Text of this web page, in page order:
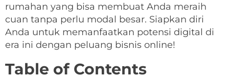
rumahan yang bisa membuat Anda meraih
cuan tanpa perlu modal besar. Siapkan diri
Anda untuk memanfaatkan potensi digital di
era ini dengan peluang bisnis online!
Table of Contents